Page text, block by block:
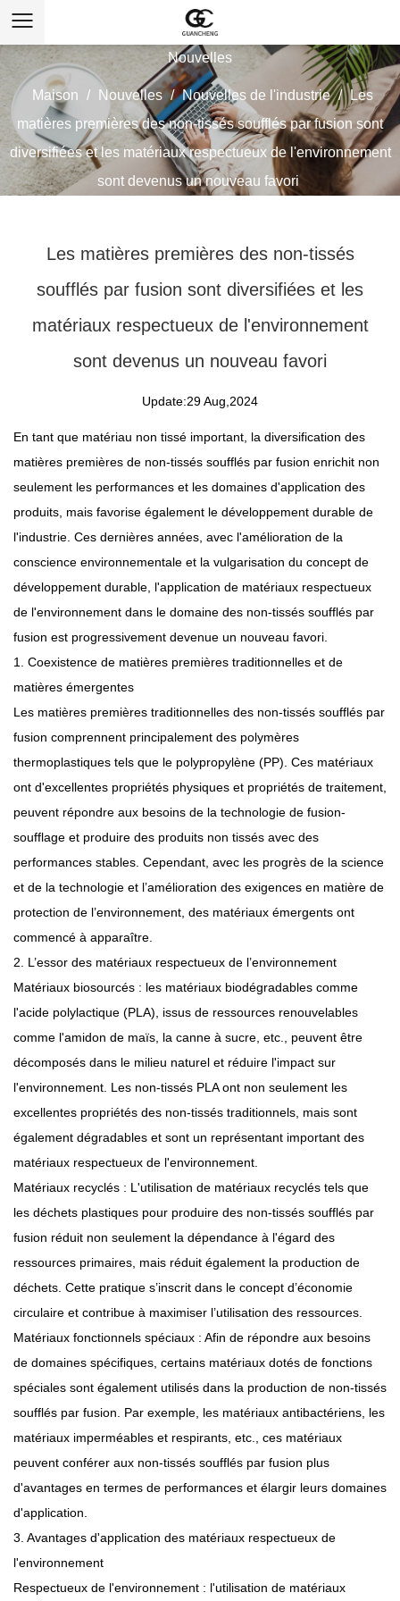
Nouvelles
Maison / Nouvelles / Nouvelles de l'industrie / Les
matières premières des non-tissés soufflés par fusion sont
diversifiées et les matériaux respectueux de l'environnement
sont devenus un nouveau favori
Les matières premières des non-tissés
soufflés par fusion sont diversifiées et les
matériaux respectueux de l'environnement
sont devenus un nouveau favori
Update:29 Aug,2024
En tant que matériau non tissé important, la diversification des
matières premières de non-tissés soufflés par fusion enrichit non
seulement les performances et les domaines d'application des
produits, mais favorise également le développement durable de
l'industrie. Ces dernières années, avec l'amélioration de la
conscience environnementale et la vulgarisation du concept de
développement durable, l'application de matériaux respectueux
de l'environnement dans le domaine des non-tissés soufflés par
fusion est progressivement devenue un nouveau favori.
1. Coexistence de matières premières traditionnelles et de
matières émergentes
Les matières premières traditionnelles des non-tissés soufflés par
fusion comprennent principalement des polymères
thermoplastiques tels que le polypropylène (PP). Ces matériaux
ont d'excellentes propriétés physiques et propriétés de traitement,
peuvent répondre aux besoins de la technologie de fusion-
soufflage et produire des produits non tissés avec des
performances stables. Cependant, avec les progrès de la science
et de la technologie et l’amélioration des exigences en matière de
protection de l’environnement, des matériaux émergents ont
commencé à apparaître.
2. L’essor des matériaux respectueux de l’environnement
Matériaux biosourcés : les matériaux biodégradables comme
l'acide polylactique (PLA), issus de ressources renouvelables
comme l'amidon de maïs, la canne à sucre, etc., peuvent être
décomposés dans le milieu naturel et réduire l'impact sur
l'environnement. Les non-tissés PLA ont non seulement les
excellentes propriétés des non-tissés traditionnels, mais sont
également dégradables et sont un représentant important des
matériaux respectueux de l'environnement.
Matériaux recyclés : L'utilisation de matériaux recyclés tels que
les déchets plastiques pour produire des non-tissés soufflés par
fusion réduit non seulement la dépendance à l'égard des
ressources primaires, mais réduit également la production de
déchets. Cette pratique s’inscrit dans le concept d’économie
circulaire et contribue à maximiser l’utilisation des ressources.
Matériaux fonctionnels spéciaux : Afin de répondre aux besoins
de domaines spécifiques, certains matériaux dotés de fonctions
spéciales sont également utilisés dans la production de non-tissés
soufflés par fusion. Par exemple, les matériaux antibactériens, les
matériaux imperméables et respirants, etc., ces matériaux
peuvent conférer aux non-tissés soufflés par fusion plus
d'avantages en termes de performances et élargir leurs domaines
d'application.
3. Avantages d'application des matériaux respectueux de
l'environnement
Respectueux de l'environnement : l'utilisation de matériaux